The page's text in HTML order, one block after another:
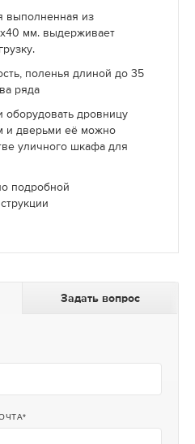
выполненная из
мм. выдерживает
поленья длиной до 35
ряда
оборудовать дровницу
и дверьми её можно
уличного шкафа для
подробной
Задать вопрос